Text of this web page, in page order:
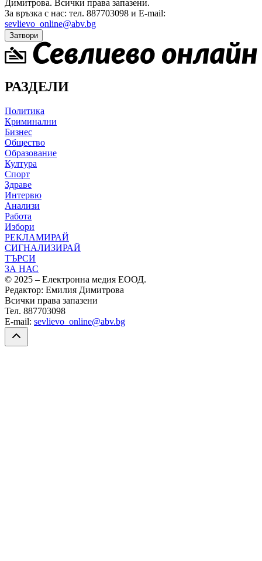
Димитрова. Всички права запазени.
За връзка с нас: тел. 887703098 и E-mail:
sevlievo_online@abv.bg
Затвори
РАЗДЕЛИ
Политика
Криминални
Бизнес
Общество
Образование
Култура
Спорт
Здраве
Интервю
Анализи
Работа
Избори
РЕКЛАМИРАЙ
СИГНАЛИЗИРАЙ
ТЪРСИ
ЗА НАС
© 2025 – Електронна медия ЕООД.
Редактор: Емилия Димитрова
Всички права запазени
Тел. 887703098
E-mail: sevlievo_online@abv.bg